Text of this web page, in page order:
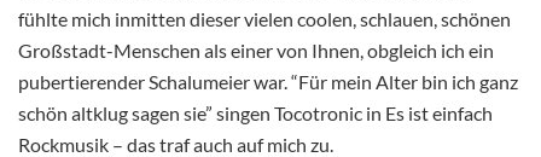
fühlte mich inmitten dieser vielen coolen, schlauen, schönen
Großstadt-Menschen als einer von Ihnen, obgleich ich ein
pubertierender Schalumeier war. “Für mein Alter bin ich ganz
schön altklug sagen sie” singen Tocotronic in Es ist einfach
Rockmusik – das traf auch auf mich zu.